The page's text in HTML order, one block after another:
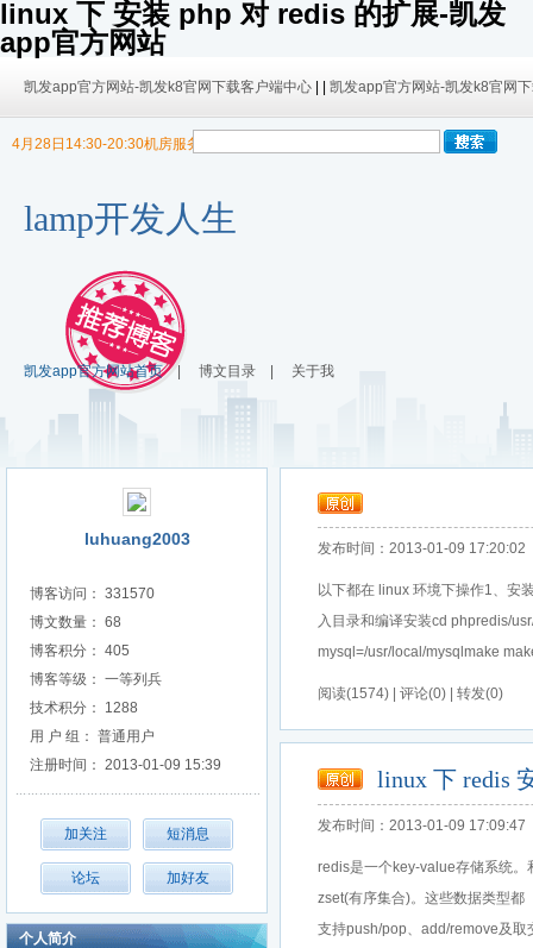
linux 下 安装 php 对 redis 的扩展-凯发
app官方网站
凯发app官方网站-凯发k8官网下载客户端中心 凯发app官方网站-凯发k8官网
lamp开发人生
4月28日14:30-20:30机房服务器迁移，暂停博客使用
9/30日 14:00 -10/4日 08:00暂时无法发布内容！
凯发app官方网站首页| 博文目录 关于我
luhuang2003
博客访问： 331570
博文数量： 68
博客积分： 405
博客等级： 一等列兵
技术积分： 1288
用 户 组： 普通用户
注册时间： 2013-01-09 15:39
个人简介
发布时间：2013-01-09 17:20:02
以下都在 linux 环境下操作1、安
入目录和编译安装cd phpredis/
mysql=/usr/local/mysqlmake
阅读(1574) | 评论(0) | 转发(0)
linux 下 redis
发布时间：2013-01-09 17:09:47
redis是一个key-value存储系统
zset(有序集合)。这些数据类型都
支持push/pop、add/remove及取